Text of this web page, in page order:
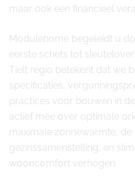
maar ook een financieel
Modulehome begeleidt u
eerste schets tot
Tielt regio betekent dat we
specificaties,
practices voor bouwen in
actief mee over optimale
maximale zonnewarmte,
gezinssamenstelling, en
wooncomfort verhogen.